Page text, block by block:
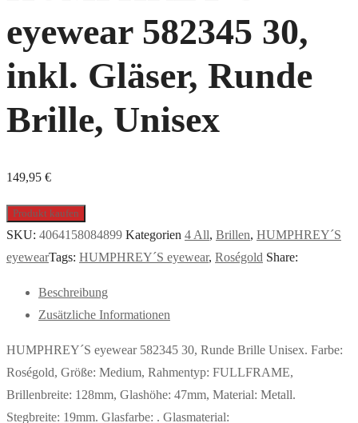
eyewear 582345 30,
inkl. Gläser, Runde
Brille, Unisex
149,95 €
Produkt kaufen
SKU: 4064158084899 Kategorien 4 All, Brillen, HUMPHREY´S
eyewearTags: HUMPHREY´S eyewear, Roségold Share:
Beschreibung
Zusätzliche Informationen
HUMPHREY´S eyewear 582345 30, Runde Brille Unisex. Farbe:
Roségold, Größe: Medium, Rahmentyp: FULLFRAME,
Brillenbreite: 128mm, Glashöhe: 47mm, Material: Metall.
Stegbreite: 19mm. Glasfarbe: . Glasmaterial: